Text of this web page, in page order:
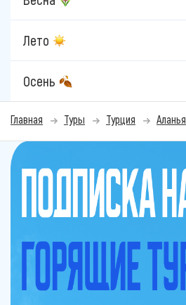
Лето
Осень
Главная Туры Турция Аланья